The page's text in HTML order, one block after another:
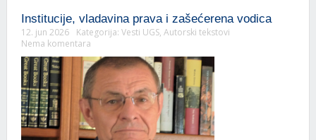
Institucije, vladavina prava i zašećerena vodica
12. jun 2026 Kategorija: Vesti UGS, Autorski tekstovi
Nema komentara